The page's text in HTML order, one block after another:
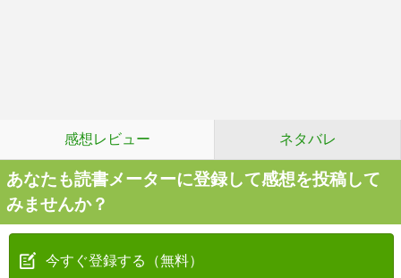
感想レビュー ネタバレ
あなたも読書メーターに登録して感想を投稿して
みませんか？
今すぐ登録する（無料）